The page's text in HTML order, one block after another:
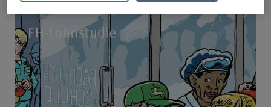
FH-Lohnstudie